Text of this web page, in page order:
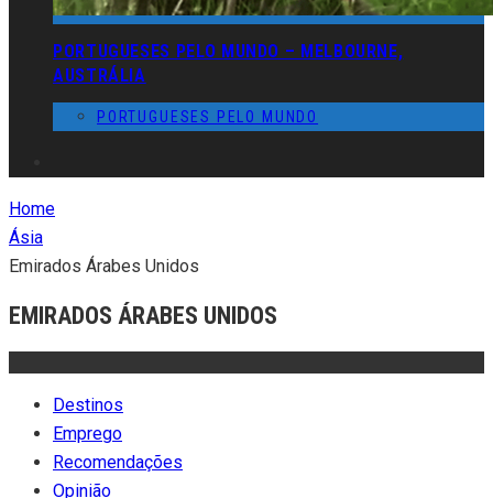
PORTUGUESES PELO MUNDO – MELBOURNE,
AUSTRÁLIA
PORTUGUESES PELO MUNDO
Home
Ásia
Emirados Árabes Unidos
EMIRADOS ÁRABES UNIDOS
Destinos
Emprego
Recomendações
Opinião